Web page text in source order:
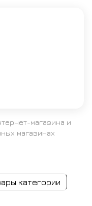
магазина и
магазинах
категории